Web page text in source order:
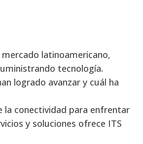
latinoamericano,
tecnología.
logrado avanzar y cuál ha
la conectividad para enfrentar
y soluciones ofrece ITS